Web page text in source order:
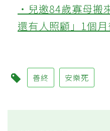
‧兒邀84歲寡母搬
還有人照顧」1個
善終 安樂死